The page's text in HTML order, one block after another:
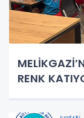
RENK